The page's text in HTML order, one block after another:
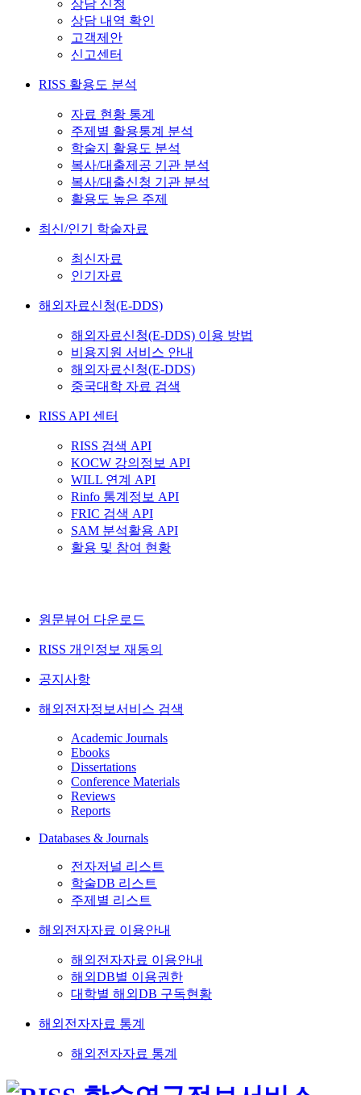
상담 신청
상담 내역 확인
고객제안
신고센터
RISS 활용도 분석
자료 현황 통계
주제별 활용통계 분석
학술지 활용도 분석
복사/대출제공 기관 분석
복사/대출신청 기관 분석
활용도 높은 주제
최신/인기 학술자료
최신자료
인기자료
해외자료신청(E-DDS)
해외자료신청(E-DDS) 이용 방법
비용지원 서비스 안내
해외자료신청(E-DDS)
중국대학 자료 검색
RISS API 센터
RISS 검색 API
KOCW 강의정보 API
WILL 연계 API
Rinfo 통계정보 API
FRIC 검색 API
SAM 분석활용 API
활용 및 참여 현황
원문뷰어 다운로드
RISS 개인정보 재동의
공지사항
해외전자정보서비스 검색
Academic Journals
Ebooks
Dissertations
Conference Materials
Reviews
Reports
Databases & Journals
전자저널 리스트
학술DB 리스트
주제별 리스트
해외전자자료 이용안내
해외전자자료 이용안내
해외DB별 이용권한
대학별 해외DB 구독현황
해외전자자료 통계
해외전자자료 통계